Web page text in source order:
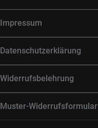
Impressum
Datenschutzerklärung
Widerrufsbelehrung
Muster-Widerrufsformular